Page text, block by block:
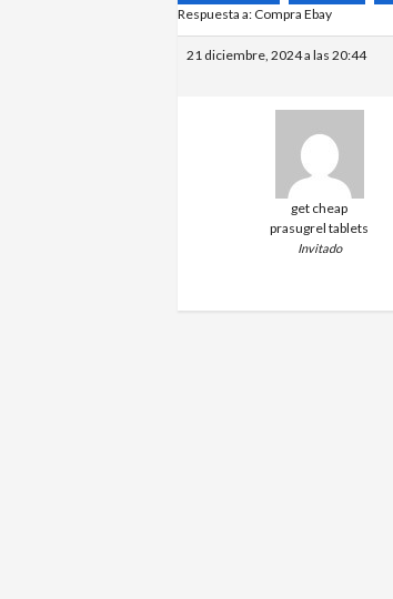
Respuesta a: Compra Ebay
21 diciembre, 2024 a las 20:44
get cheap
prasugrel tablets
Invitado